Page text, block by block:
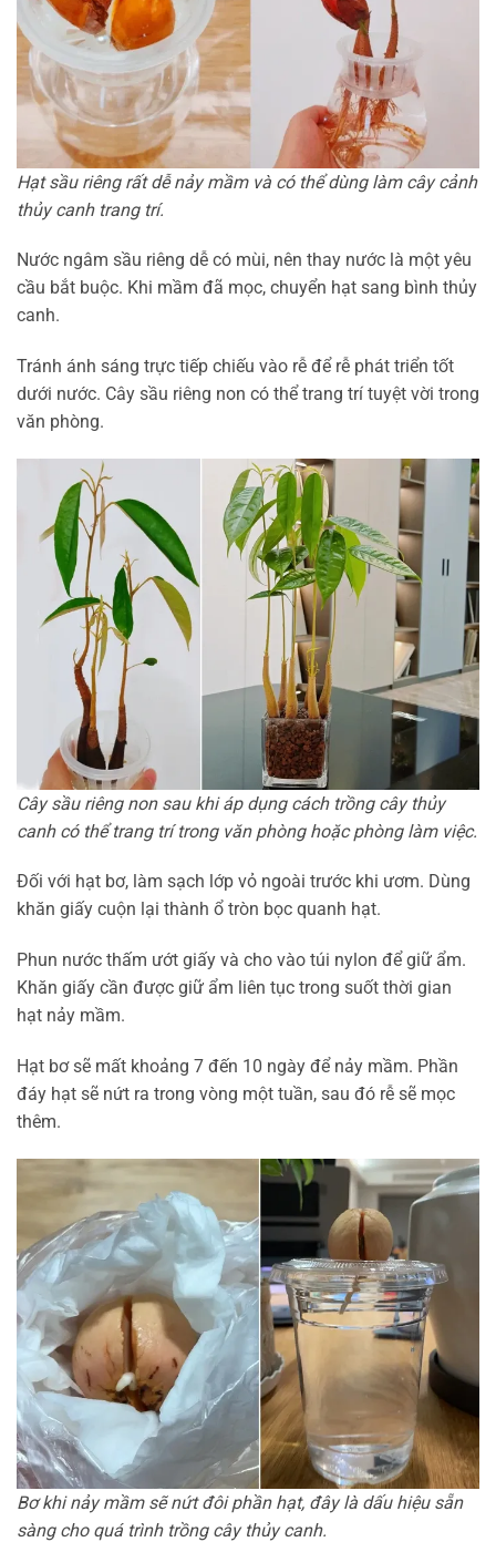
Hạt sầu riêng rất dễ nảy mầm và có thể dùng làm cây cảnh
thủy canh trang trí.
Nước ngâm sầu riêng dễ có mùi, nên thay nước là một yêu
cầu bắt buộc. Khi mầm đã mọc, chuyển hạt sang bình thủy
canh.
Tránh ánh sáng trực tiếp chiếu vào rễ để rễ phát triển tốt
dưới nước. Cây sầu riêng non có thể trang trí tuyệt vời trong
văn phòng.
Cây sầu riêng non sau khi áp dụng cách trồng cây thủy
canh có thể trang trí trong văn phòng hoặc phòng làm việc.
Đối với hạt bơ, làm sạch lớp vỏ ngoài trước khi ươm. Dùng
khăn giấy cuộn lại thành ổ tròn bọc quanh hạt.
Phun nước thấm ướt giấy và cho vào túi nylon để giữ ẩm.
Khăn giấy cần được giữ ẩm liên tục trong suốt thời gian
hạt nảy mầm.
Hạt bơ sẽ mất khoảng 7 đến 10 ngày để nảy mầm. Phần
đáy hạt sẽ nứt ra trong vòng một tuần, sau đó rễ sẽ mọc
thêm.
Bơ khi nảy mầm sẽ nứt đôi phần hạt, đây là dấu hiệu sẵn
sàng cho quá trình trồng cây thủy canh.